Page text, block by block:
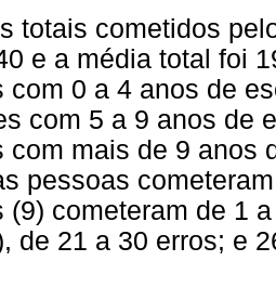
totais cometidos
e a média total foi
com 0 a 4 anos de
com 5 a 9 anos de
com mais de 9 anos
pessoas
(9) cometeram de 1
de 21 a 30 erros; e